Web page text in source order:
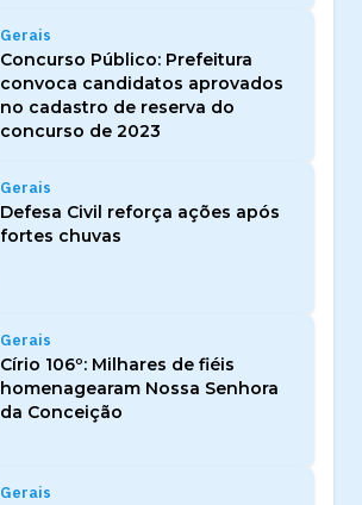
Gerais
Concurso Público: Prefeitura
convoca candidatos aprovados
no cadastro de reserva do
concurso de 2023
Gerais
Defesa Civil reforça ações após
fortes chuvas
Gerais
Círio 106º: Milhares de fiéis
homenagearam Nossa Senhora
da Conceição
Gerais